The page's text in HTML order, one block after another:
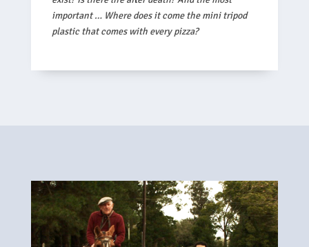
important … Where does it come the mini tripod
plastic that comes with every pizza?